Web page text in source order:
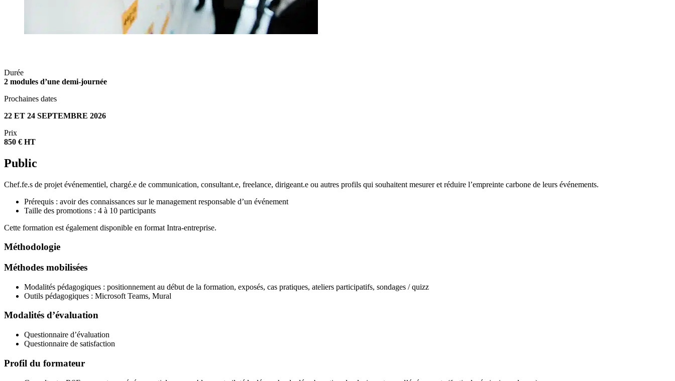
Durée
2 modules d’une demi-journée
Prochaines dates
22 ET 24 SEPTEMBRE 2026
Prix
850 € HT
Public
Chef.fe.s de projet événementiel, chargé.e de communication, consultant.e, freelance, dirigeant.e ou autres profils qui souhaitent mesurer et réduire l’empreinte carbone de leurs événements.
Prérequis : avoir des connaissances sur le management responsable d’un événement
Taille des promotions : 4 à 10 participants
Cette formation est également disponible en format Intra-entreprise.
Méthodologie
Méthodes mobilisées
Modalités pédagogiques : positionnement au début de la formation, exposés, cas pratiques, ateliers participatifs, sondages / quizz
Outils pédagogiques : Microsoft Teams, Mural
Modalités d’évaluation
Questionnaire d’évaluation
Questionnaire de satisfaction
Profil du formateur